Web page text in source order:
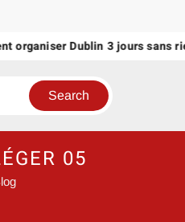
organiser Dublin 3 jours sans
05